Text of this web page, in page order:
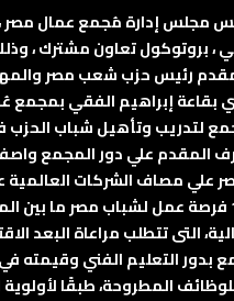
إدارة مُجمع عمال مصر ،
، بروتوكول تعاون مشترك ،
رئيس حزب شعب مصر
بقاعة إبراهيم الفقي بمجمع
وتأهيل شباب الحزب
علي دور المجمع
مصاف الشركات العالمية
التى تتطلب مراعاة البعد
المطروحة، طبقًا